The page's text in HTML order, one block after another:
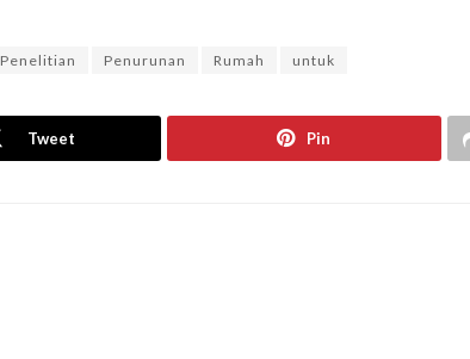
Penelitian Penurunan Rumah untuk
Tweet Pin